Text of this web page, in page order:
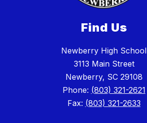
Find Us
Newberry High School
3113 Main Street
Newberry, SC 29108
Phone: (803) 321-2621
Fax: (803) 321-2633